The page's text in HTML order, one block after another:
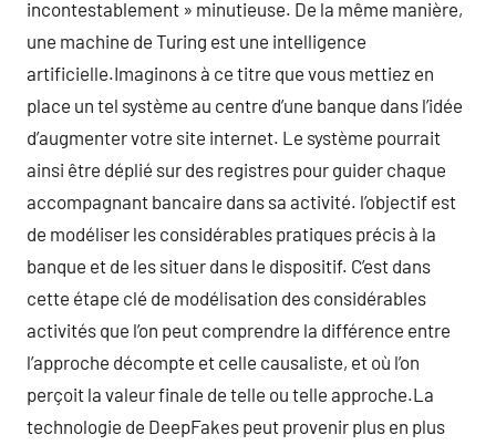
incontestablement » minutieuse. De la même manière,
une machine de Turing est une intelligence
artificielle.Imaginons à ce titre que vous mettiez en
place un tel système au centre d’une banque dans l’idée
d’augmenter votre site internet. Le système pourrait
ainsi être déplié sur des registres pour guider chaque
accompagnant bancaire dans sa activité. l’objectif est
de modéliser les considérables pratiques précis à la
banque et de les situer dans le dispositif. C’est dans
cette étape clé de modélisation des considérables
activités que l’on peut comprendre la différence entre
l’approche décompte et celle causaliste, et où l’on
perçoit la valeur finale de telle ou telle approche.La
technologie de DeepFakes peut provenir plus en plus